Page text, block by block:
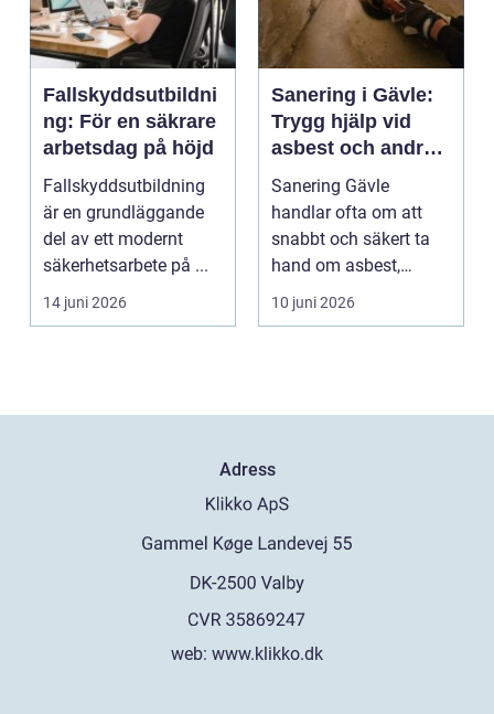
Fallskyddsutbildni
ng: För en säkrare
arbetsdag på höjd
Fallskyddsutbildning
är en grundläggande
del av ett modernt
säkerhetsarbete på ...
14 juni 2026
Sanering i Gävle:
Trygg hjälp vid
asbest och andra
skador
Sanering Gävle
handlar ofta om att
snabbt och säkert ta
hand om asbest,
mögel, brand-...
10 juni 2026
Adress
web: www.klikko.dk